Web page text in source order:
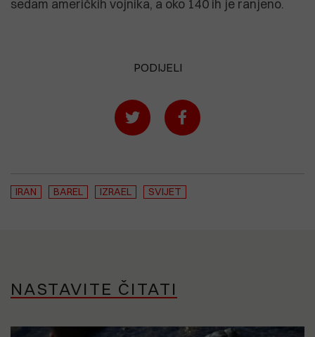
sedam američkih vojnika, a oko 140 ih je ranjeno.
PODIJELI
IRAN BAREL IZRAEL SVIJET
NASTAVITE ČITATI